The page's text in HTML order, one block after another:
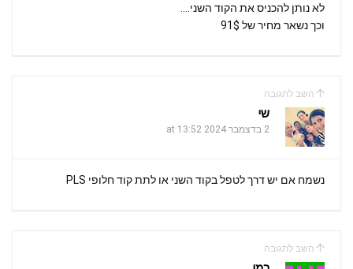
לא נותן להכניס את הקוד השני….
וכך נשאר מחיר של 91$
השב לתגובה
שי
2 בדצמבר 2024 at 13:52
נשמח אם יש דרך לטפל בקוד השני או לתת קוד חלופי PLS
השב לתגובה